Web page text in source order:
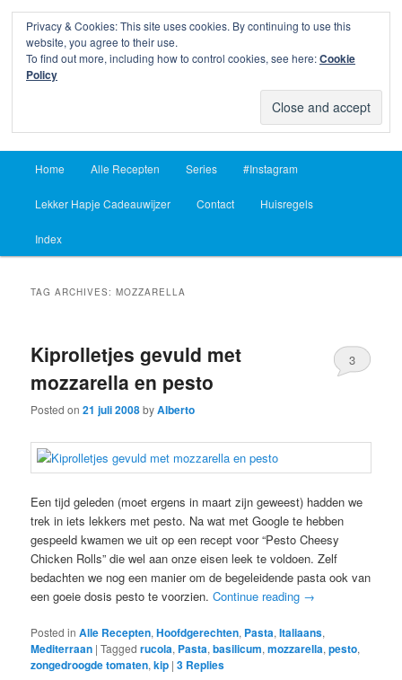
Lekker Hapje
Skip
to
primary
content
Skip
to
secondary
content
Home Alle Recepten Series #Instagram
Lekker Hapje Cadeauwijzer Contact Huisregels
Index
TAG ARCHIVES:MOZZARELLA
Kiprolletjes gevuld met
mozzarella en pesto
Posted on21 juli 2008byAlberto
3
Een tijd geleden (moet ergens in maart zijn geweest) hadden we
trek in iets lekkers met pesto. Na wat met Google te hebben
gespeeld kwamen we uit op een recept voor “Pesto Cheesy
Chicken Rolls” die wel aan onze eisen leek te voldoen. Zelf
bedachten we nog een manier om de begeleidende pasta ook van
een goeie dosis pesto te voorzien.Continue reading →
Posted in Alle Recepten,Hoofdgerechten, Pasta,Italiaans,
Mediterraan |Tagged rucola, Pasta,basilicum,mozzarella,pesto,
zongedroogde tomaten,kip |3 Replies
Privacy & Cookies: This site uses cookies. By continuing to use this
website, you agree to their use.
To find out more, including how to control cookies, see here:Cookie
Policy